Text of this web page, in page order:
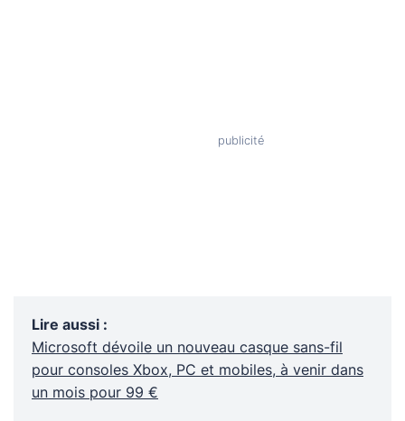
Lire aussi :
Microsoft dévoile un nouveau casque sans-fil
pour consoles Xbox, PC et mobiles, à venir dans
un mois pour 99 €